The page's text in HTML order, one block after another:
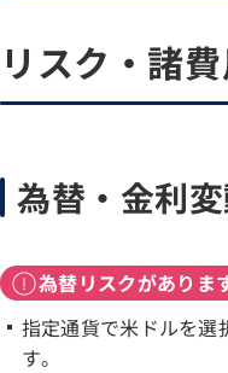
リスク・諸
為替・金利
為替リスクがありま
指定通貨で米ドルを選
す。